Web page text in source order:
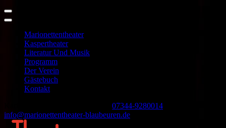
Marionettentheater
Kaspertheater
Literatur Und Musik
Programm
Der Verein
Gästebuch
Kontakt
to
content
07344-9280014
info@marionettentheater-blaubeuren.de